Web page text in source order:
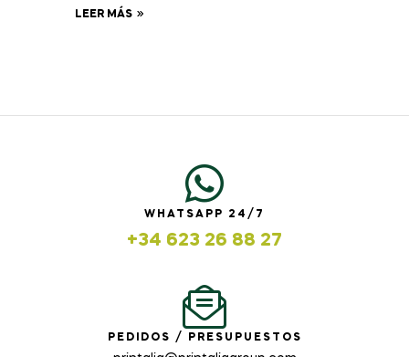
LEER MÁS
WHATSAPP 24/7
+34 623 26 88 27
PEDIDOS / PRESUPUESTOS